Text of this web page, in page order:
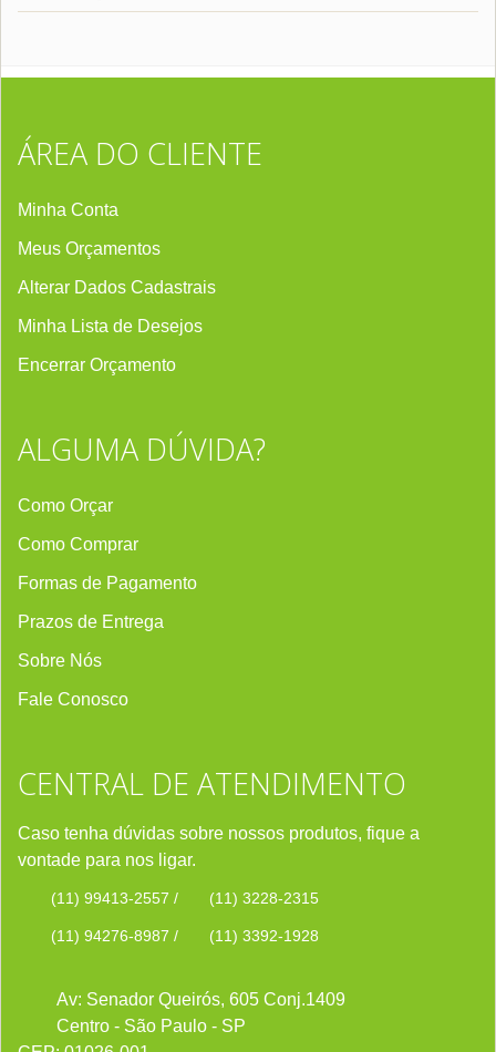
ÁREA DO CLIENTE
Minha Conta
Meus Orçamentos
Alterar Dados Cadastrais
Minha Lista de Desejos
Encerrar Orçamento
ALGUMA DÚVIDA?
Como Orçar
Como Comprar
Formas de Pagamento
Prazos de Entrega
Sobre Nós
Fale Conosco
CENTRAL DE ATENDIMENTO
Caso tenha dúvidas sobre nossos produtos, fique a
vontade para nos ligar.
(11) 99413-2557 / (11) 3228-2315
(11) 94276-8987 / (11) 3392-1928
Av: Senador Queirós, 605 Conj.1409
Centro - São Paulo - SP